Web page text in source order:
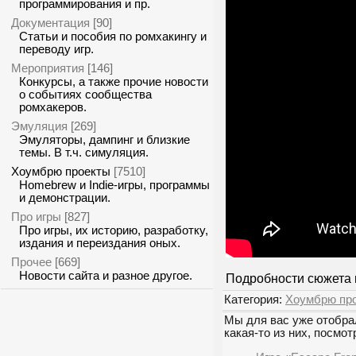
программирования и пр.
Документация [90]
Статьи и пособия по ромхакингу и
переводу игр.
Мероприятия [146]
Конкурсы, а также прочие новости
о событиях сообщества
ромхакеров.
Эмуляция [269]
Эмуляторы, дампинг и близкие
темы. В т.ч. симуляция.
Хоумбрю проекты [7510]
Homebrew и Indie-игры, программы
и демонстрации.
Про игры [827]
Про игры, их историю, разработку,
издания и переиздания оных.
Прочее [669]
Новости сайта и разное другое.
Подробности сюжета
Категория: Хоумбрю
Мы для вас уже
какая-то из них,